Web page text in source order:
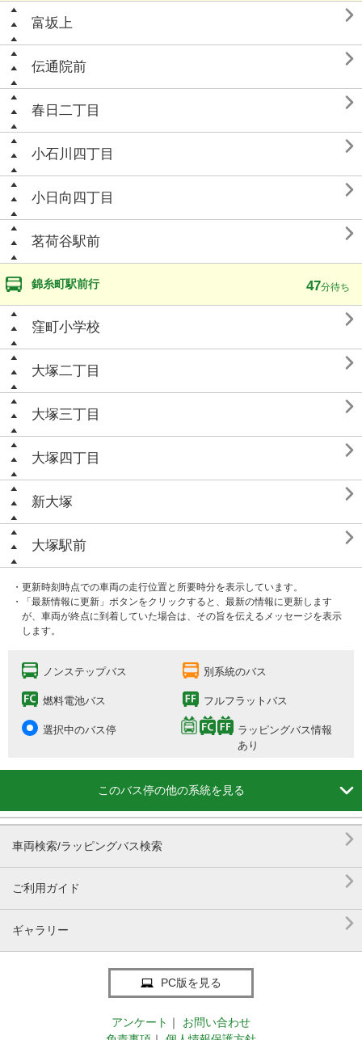
富坂上 
伝通院前 
春日二丁目 
小石川四丁目 
小日向四丁目 
茗荷谷駅前 
錦糸町駅前行 47分待ち
窪町小学校 
大塚二丁目 
大塚三丁目 
大塚四丁目 
新大塚 
大塚駅前 
・更新時刻時点での車両の走行位置と所要時分を表示しています。
・「最新情報に更新」ボタンをクリックすると、最新の情報に更新します
が、車両が終点に到着していた場合は、その旨を伝えるメッセージを表示
します。
ノンステップバス 別系統のバス
燃料電池バス フルフラットバス
選択中のバス停
ラッピングバス情報
あり
このバス停の他の系統を見る 
車両検索/ラッピングバス検索 
ご利用ガイド 
ギャラリー 
PC版を見る
アンケート ｜
お問い合わせ